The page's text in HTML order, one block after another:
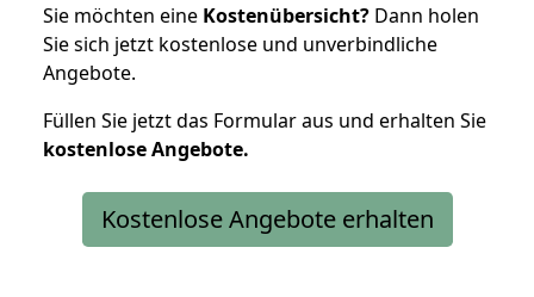
Sie möchten eine Kostenübersicht? Dann holen
Sie sich jetzt kostenlose und unverbindliche
Angebote.
Füllen Sie jetzt das Formular aus und erhalten Sie
kostenloseAngebote.
Kostenlose Angebote erhalten